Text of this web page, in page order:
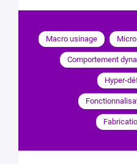
le
responsable
mail
Macro usinage
Comportement
Hyper-